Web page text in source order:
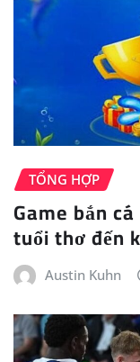
TỔNG HỢP
Game bắn
tuổi thơ đến
Austin Kuhn